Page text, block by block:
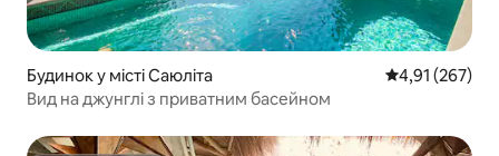
Будинок у місті Саюліта Середня
4,91 (267)
Вид на джунглі з приватним басейном